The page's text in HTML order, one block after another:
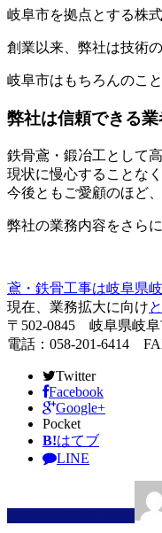
岐阜市を拠点とする株
創業以来、弊社は技術
岐阜市はもちろんのこ
弊社は信頼できる業
鉄骨鳶・鍛冶工として
現状に慢心することな
今後ともご愛顧のほど
弊社の業務内容をさら
鳶・鉄骨工事は岐阜県
現在、業務拡大に向け
〒502-0845 岐阜県岐
電話：058-201-6414
Twitter
Facebook
Google+
Pocket
B!はてブ
LINE